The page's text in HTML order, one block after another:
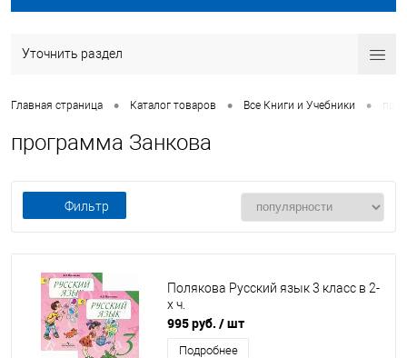
Уточнить раздел
Главная страница • Каталог товаров • Все Книги и Учебники •
программа Занкова
Фильтр
Полякова Русский язык 3 класс в 2-
х ч.
995 руб. / шт
Подробнее